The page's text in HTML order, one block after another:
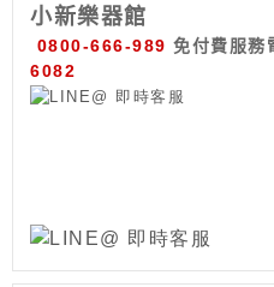
小新樂器館
0800-666-989 免付費服務
6082